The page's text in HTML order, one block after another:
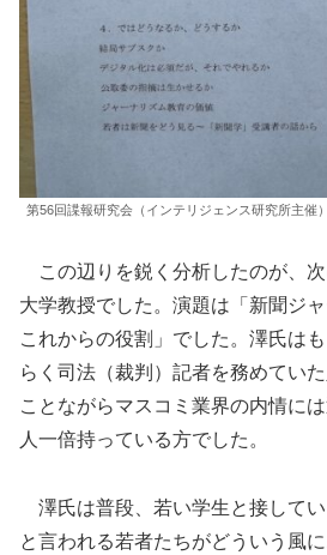
第56回諜報研究会（インテリジェンス研究所主
この辺りを鋭く分析したのが、
大学教授でした。演題は「新聞ジ
これからの役割」でした。澤氏は
らく司法（裁判）記者を務めてい
ことながらマスコミ業界の内情に
人一倍持っている方でした。
澤氏は普段、若い学生と接してい
と言われる若者たちがどういう風